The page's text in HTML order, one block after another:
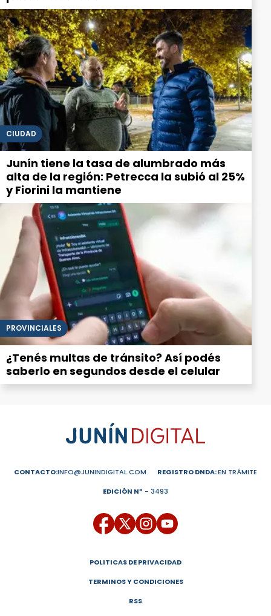
CIUDAD
Junín tiene la tasa de alumbrado más
alta de la región: Petrecca la subió al 25%
y Fiorini la mantiene
PROVINCIALES
¿Tenés multas de tránsito? Así podés
saberlo en segundos desde el celular
CONTACTO:INFO@JUNINDIGITAL.COM REGISTRO DNDA:EN TRÁMITE
EDICIÓN Nº - 3493
POLITICAS DE PRIVACIDAD
TERMINOS Y CONDICIONES
RSS